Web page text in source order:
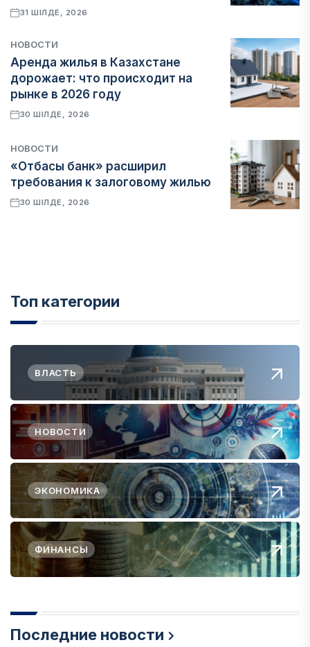
31 ШІЛДЕ, 2026
НОВОСТИ
Аренда жилья в Казахстане
дорожает: что происходит на
рынке в 2026 году
30 ШІЛДЕ, 2026
НОВОСТИ
«Отбасы банк» расширил
требования к залоговому жилью
30 ШІЛДЕ, 2026
Топ категории
ВЛАСТЬ
НОВОСТИ
ЭКОНОМИКА
ФИНАНСЫ
Последние новости